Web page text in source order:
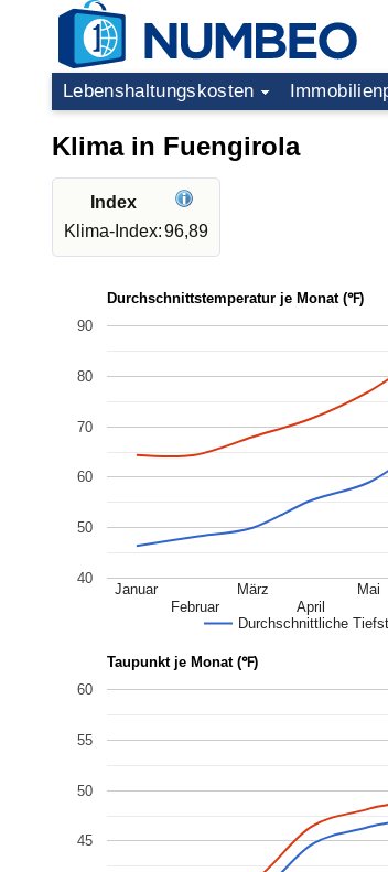
Lebenshaltungskosten
Klima in Fuengirola
Index
Klima-Index:96,89
Durchschnittstemperatur je Monat (℉)
Durchschnittliche
Januar
Februar
März
April
Mai
40
50
60
70
80
90
Taupunkt je Monat (℉)
45
50
55
60